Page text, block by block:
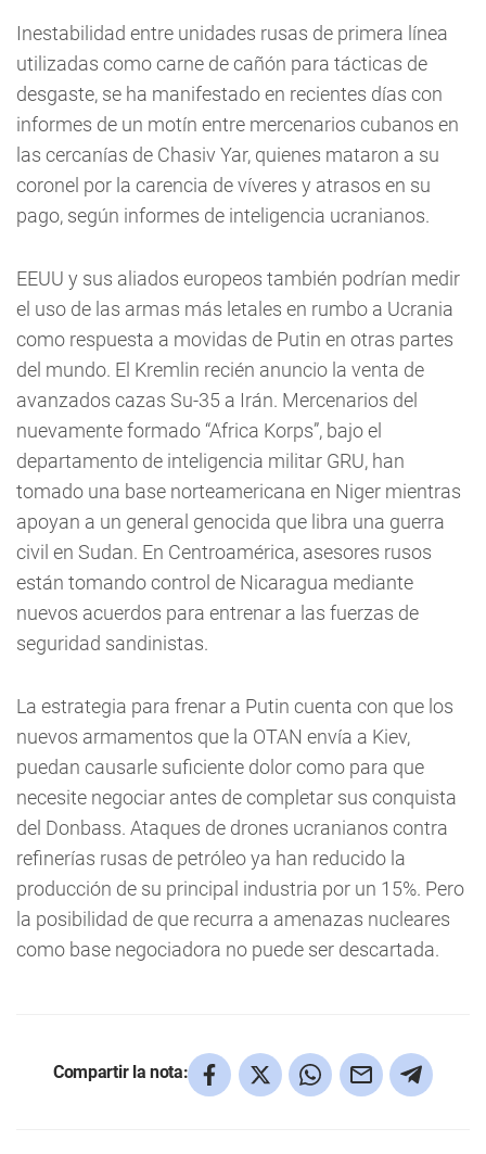
Inestabilidad entre unidades rusas de primera línea
utilizadas como carne de cañón para tácticas de
desgaste, se ha manifestado en recientes días con
informes de un motín entre mercenarios cubanos en
las cercanías de Chasiv Yar, quienes mataron a su
coronel por la carencia de víveres y atrasos en su
pago, según informes de inteligencia ucranianos.
EEUU y sus aliados europeos también podrían medir
el uso de las armas más letales en rumbo a Ucrania
como respuesta a movidas de Putin en otras partes
del mundo. El Kremlin recién anuncio la venta de
avanzados cazas Su-35 a Irán. Mercenarios del
nuevamente formado “Africa Korps”, bajo el
departamento de inteligencia militar GRU, han
tomado una base norteamericana en Niger mientras
apoyan a un general genocida que libra una guerra
civil en Sudan. En Centroamérica, asesores rusos
están tomando control de Nicaragua mediante
nuevos acuerdos para entrenar a las fuerzas de
seguridad sandinistas.
La estrategia para frenar a Putin cuenta con que los
nuevos armamentos que la OTAN envía a Kiev,
puedan causarle suficiente dolor como para que
necesite negociar antes de completar sus conquista
del Donbass. Ataques de drones ucranianos contra
refinerías rusas de petróleo ya han reducido la
producción de su principal industria por un 15%. Pero
la posibilidad de que recurra a amenazas nucleares
como base negociadora no puede ser descartada.
Compartir la nota: